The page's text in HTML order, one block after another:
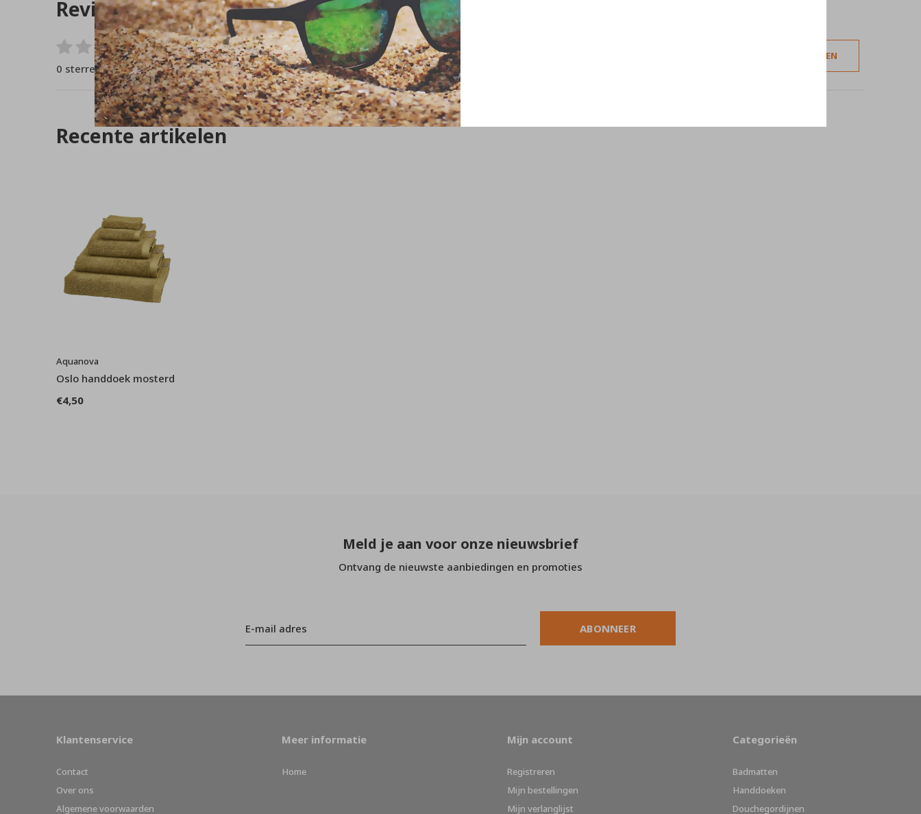
Reviews
0/ 5
0 sterren op basis van 0 beoordelingen
JE BEOORDELING TOEVOEGEN
Recente artikelen
Aquanova
Oslo handdoek mosterd
€4,50
Meld je aan voor onze nieuwsbrief
Ontvang de nieuwste aanbiedingen en promoties
ABONNEER
Klantenservice
Contact
Over ons
Algemene voorwaarden
Meer informatie
Home
Mijn account
Registreren
Mijn bestellingen
Mijn verlanglijst
Categorieën
Badmatten
Handdoeken
Douchegordijnen